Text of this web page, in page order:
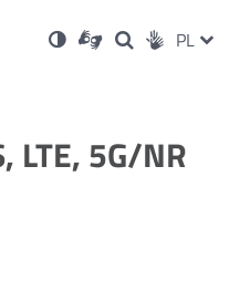
Ustawienia
Wersja
kontrastowa
Dla
niesłyszących
OtwórzOtwórz
w
Otwórz
w
Social PL
LTE, 5G/NR